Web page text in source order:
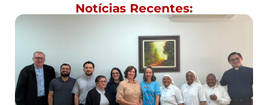
Notícias Recentes: